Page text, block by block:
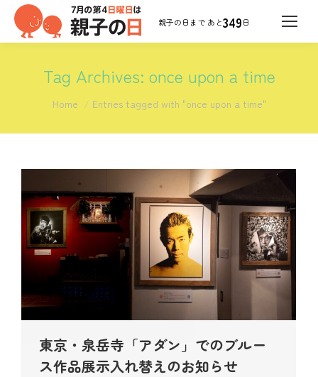
349日
Tag Archives: once upon a time
You are here:
Home Entries tagged with "once upon a time"
東京・泉岳寺「アダン」でのブルー
ス作品展示入れ替えのお知らせ